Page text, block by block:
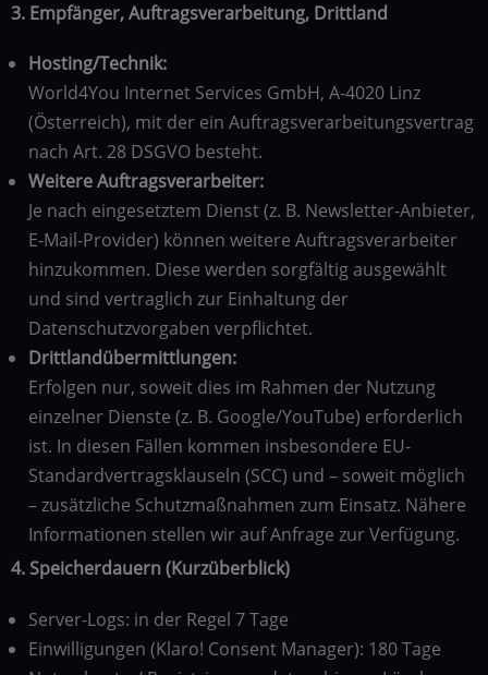
3. Empfänger, Auftragsverarbeitung, Drittland
Hosting/Technik:
World4You Internet Services GmbH, A-4020 Linz
(Österreich), mit der ein Auftragsverarbeitungsvertrag
nach Art. 28 DSGVO besteht.
Weitere Auftragsverarbeiter:
Je nach eingesetztem Dienst (z. B. Newsletter-Anbieter,
E-Mail-Provider) können weitere Auftragsverarbeiter
hinzukommen. Diese werden sorgfältig ausgewählt
und sind vertraglich zur Einhaltung der
Datenschutzvorgaben verpflichtet.
Drittlandübermittlungen:
Erfolgen nur, soweit dies im Rahmen der Nutzung
einzelner Dienste (z. B. Google/YouTube) erforderlich
ist. In diesen Fällen kommen insbesondere EU-
Standardvertragsklauseln (SCC) und – soweit möglich
– zusätzliche Schutzmaßnahmen zum Einsatz. Nähere
Informationen stellen wir auf Anfrage zur Verfügung.
4. Speicherdauern (Kurzüberblick)
Server-Logs: in der Regel 7 Tage
Einwilligungen (Klaro! Consent Manager): 180 Tage